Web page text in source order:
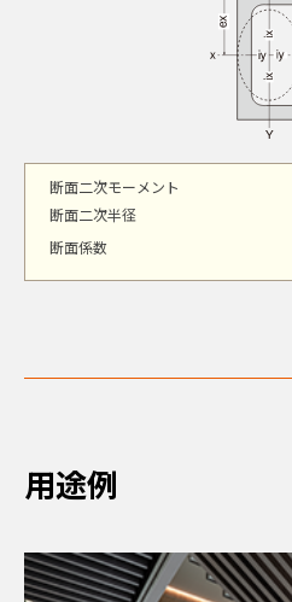
断面二次モーメント
断面二次半径
断面係数
用途例